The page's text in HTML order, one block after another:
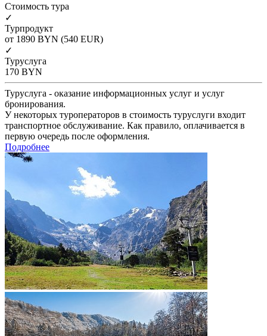
Cтоимость тура
✓
Турпродукт
от 1890 BYN (540 EUR)
✓
Туруслуга
170 BYN
Туруслуга - оказание информационных услуг и услуг
бронирования.
У некоторых туроператоров в стоимость туруслуги входит
транспортное обслуживание. Как правило, оплачивается в
первую очередь после оформления.
Подробнее